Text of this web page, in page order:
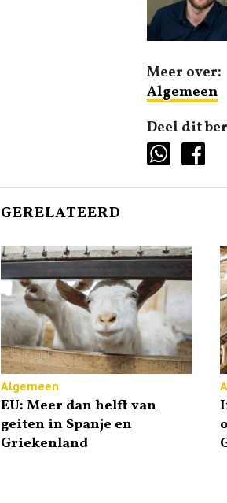
Meer over:
Algemeen
Deel dit
GERELATEERD
Algemeen
EU: Meer dan helft van
geiten in Spanje en
Griekenland